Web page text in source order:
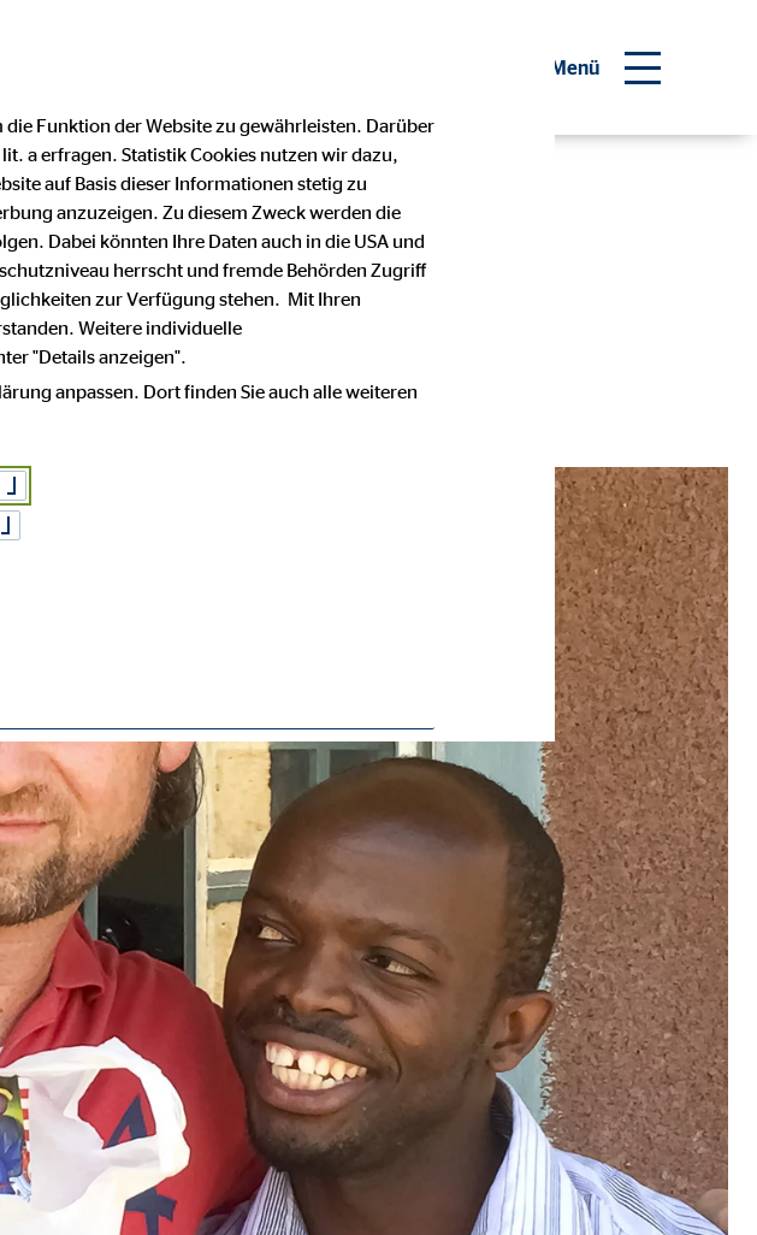
Menü
Funktion der Website zu gewährleisten. Darüber
a erfragen. Statistik Cookies nutzen wir dazu,
auf Basis dieser Informationen stetig zu
anzuzeigen. Zu diesem Zweck werden die
Dabei könnten Ihre Daten auch in die USA und
herrscht und fremde Behörden Zugriff
zur Verfügung stehen. Mit Ihren
Weitere individuelle
"Details anzeigen".
anpassen. Dort finden Sie auch alle weiteren
der Website erforderlich. Die Deaktivierung kann die